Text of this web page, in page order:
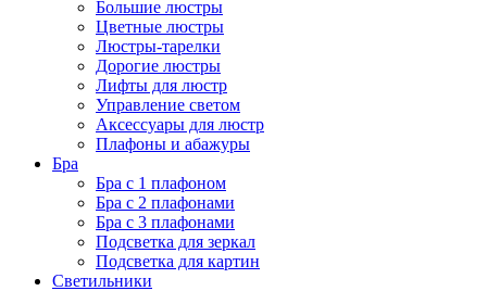
Большие люстры
Цветные люстры
Люстры-тарелки
Дорогие люстры
Лифты для люстр
Управление светом
Аксессуары для люстр
Плафоны и абажуры
Бра
Бра с 1 плафоном
Бра с 2 плафонами
Бра с 3 плафонами
Подсветка для зеркал
Подсветка для картин
Светильники